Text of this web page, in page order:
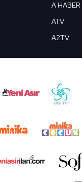
A HABER
ATV
A2TV